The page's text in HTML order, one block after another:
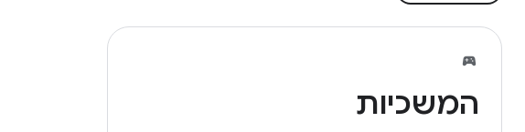
המשכיות